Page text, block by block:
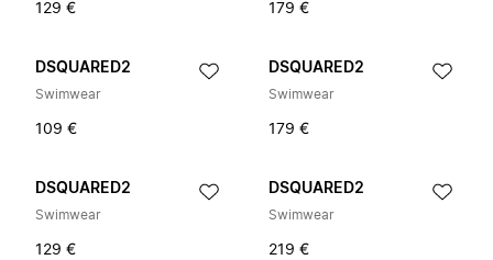
129 € 179 €
DSQUARED2
Swimwear
109 €
DSQUARED2
Swimwear
179 €
DSQUARED2
Swimwear
129 €
DSQUARED2
Swimwear
219 €